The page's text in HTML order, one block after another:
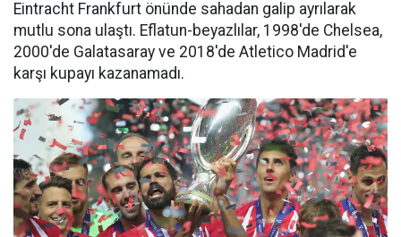
Eintracht Frankfurt önünde sahadan galip ayrılarak
mutlu sona ulaştı. Eflatun-beyazlılar, 1998'de Chelsea,
2000'de Galatasaray ve 2018'de Atletico Madrid'e
karşı kupayı kazanamadı.